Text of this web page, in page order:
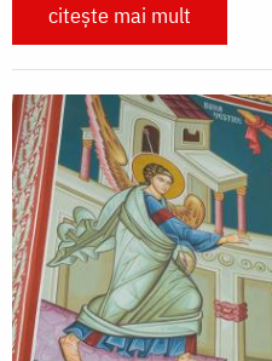
citește mai mult